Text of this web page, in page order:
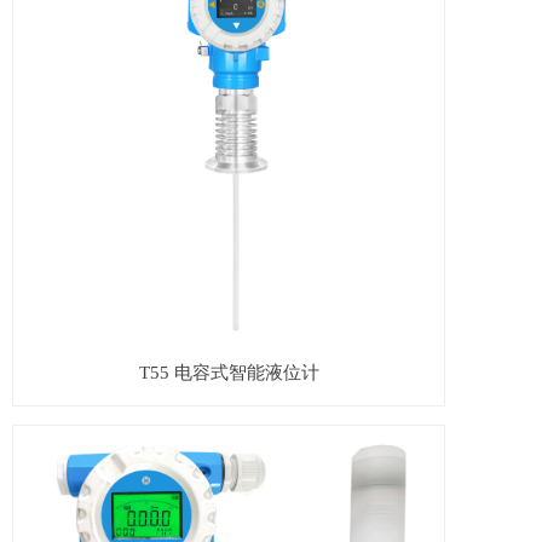
T55 电容式智能液位计